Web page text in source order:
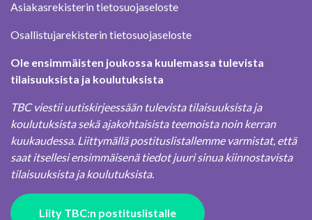
Asiakasrekisterin tietosuojaseloste
Osallistujarekisterin tietosuojaseloste
Ole ensimmäisten joukossa kuulemassa tulevista
tilaisuuksista ja koulutuksista
TBC viestii uutiskirjeessään tulevista tilaisuuksista ja
koulutuksista sekä ajakohtaisista teemoista noin kerran
kuukaudessa. Liittymällä postituslistallemme varmistat, että
saat itsellesi ensimmäisenä tiedot juuri sinua kiinnostavista
tilaisuuksista ja koulutuksista.
Liity TBC:n postituslistalle